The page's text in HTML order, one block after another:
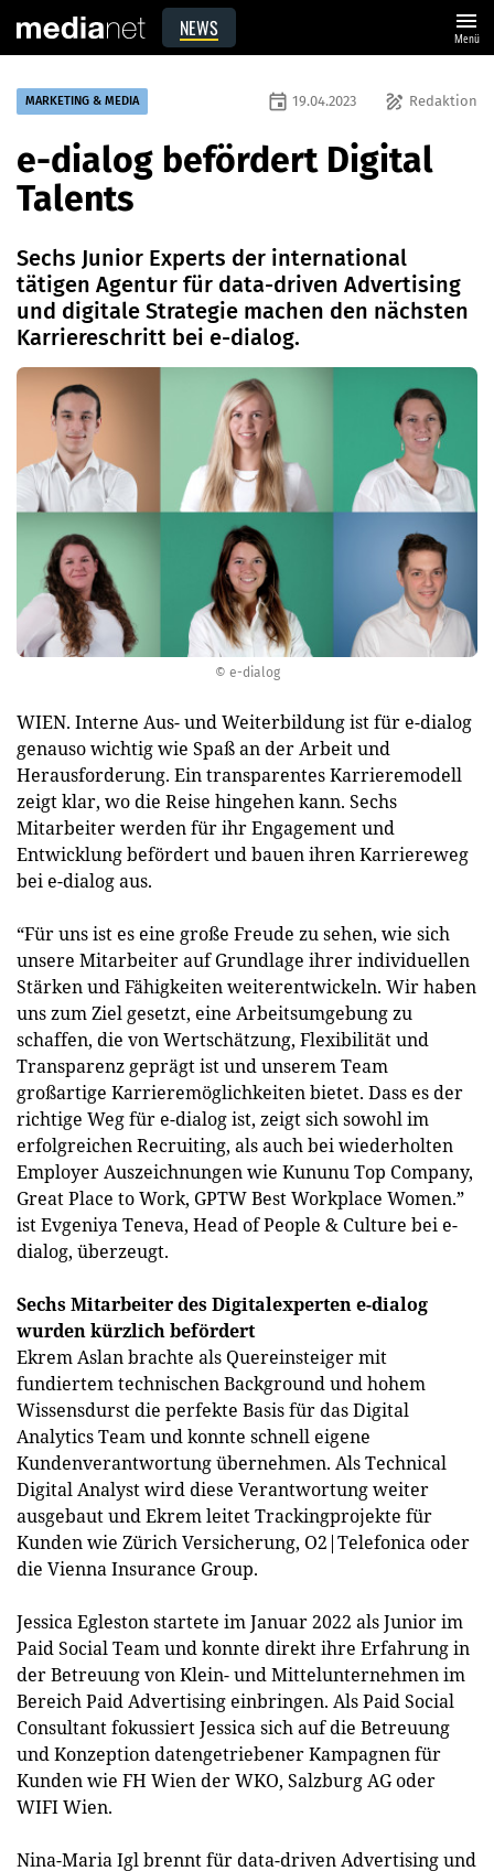
NEWS menu
Menü
© e-dialog
MARKETING & MEDIA draw Redaktion
event 19.04.2023
e-dialog befördert Digital
Talents
Sechs Junior Experts der international
tätigen Agentur für data-driven Advertising
und digitale Strategie machen den nächsten
Karriereschritt bei e-dialog.
WIEN. Interne Aus- und Weiterbildung ist für e-dialog
genauso wichtig wie Spaß an der Arbeit und
Herausforderung. Ein transparentes Karrieremodell
zeigt klar, wo die Reise hingehen kann. Sechs
Mitarbeiter werden für ihr Engagement und
Entwicklung befördert und bauen ihren Karriereweg
bei e-dialog aus.
“Für uns ist es eine große Freude zu sehen, wie sich
unsere Mitarbeiter auf Grundlage ihrer individuellen
Stärken und Fähigkeiten weiterentwickeln. Wir haben
uns zum Ziel gesetzt, eine Arbeitsumgebung zu
schaffen, die von Wertschätzung, Flexibilität und
Transparenz geprägt ist und unserem Team
großartige Karrieremöglichkeiten bietet. Dass es der
richtige Weg für e-dialog ist, zeigt sich sowohl im
erfolgreichen Recruiting, als auch bei wiederholten
Employer Auszeichnungen wie Kununu Top Company,
Great Place to Work, GPTW Best Workplace Women.”
ist Evgeniya Teneva, Head of People & Culture bei e-
dialog, überzeugt.
Sechs Mitarbeiter des Digitalexperten e-dialog
wurden kürzlich befördert
Ekrem Aslan brachte als Quereinsteiger mit
fundiertem technischen Background und hohem
Wissensdurst die perfekte Basis für das Digital
Analytics Team und konnte schnell eigene
Kundenverantwortung übernehmen. Als Technical
Digital Analyst wird diese Verantwortung weiter
ausgebaut und Ekrem leitet Trackingprojekte für
Kunden wie Zürich Versicherung, O2|Telefonica oder
die Vienna Insurance Group.
Jessica Egleston startete im Januar 2022 als Junior im
Paid Social Team und konnte direkt ihre Erfahrung in
der Betreuung von Klein- und Mittelunternehmen im
Bereich Paid Advertising einbringen. Als Paid Social
Consultant fokussiert Jessica sich auf die Betreuung
und Konzeption datengetriebener Kampagnen für
Kunden wie FH Wien der WKO, Salzburg AG oder
WIFI Wien.
Nina-Maria Igl brennt für data-driven Advertising und